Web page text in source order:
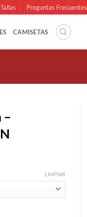
Preguntas Frecuentes
CAMISETAS
–
LIMPIAR